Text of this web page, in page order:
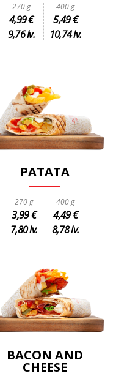
270 g
4,99 €
9,76 lv.
400 g
5,49 €
10,74 lv.
PATATA
270 g
3,99 €
7,80 lv.
400 g
4,49 €
8,78 lv.
BACON AND
CHEESE